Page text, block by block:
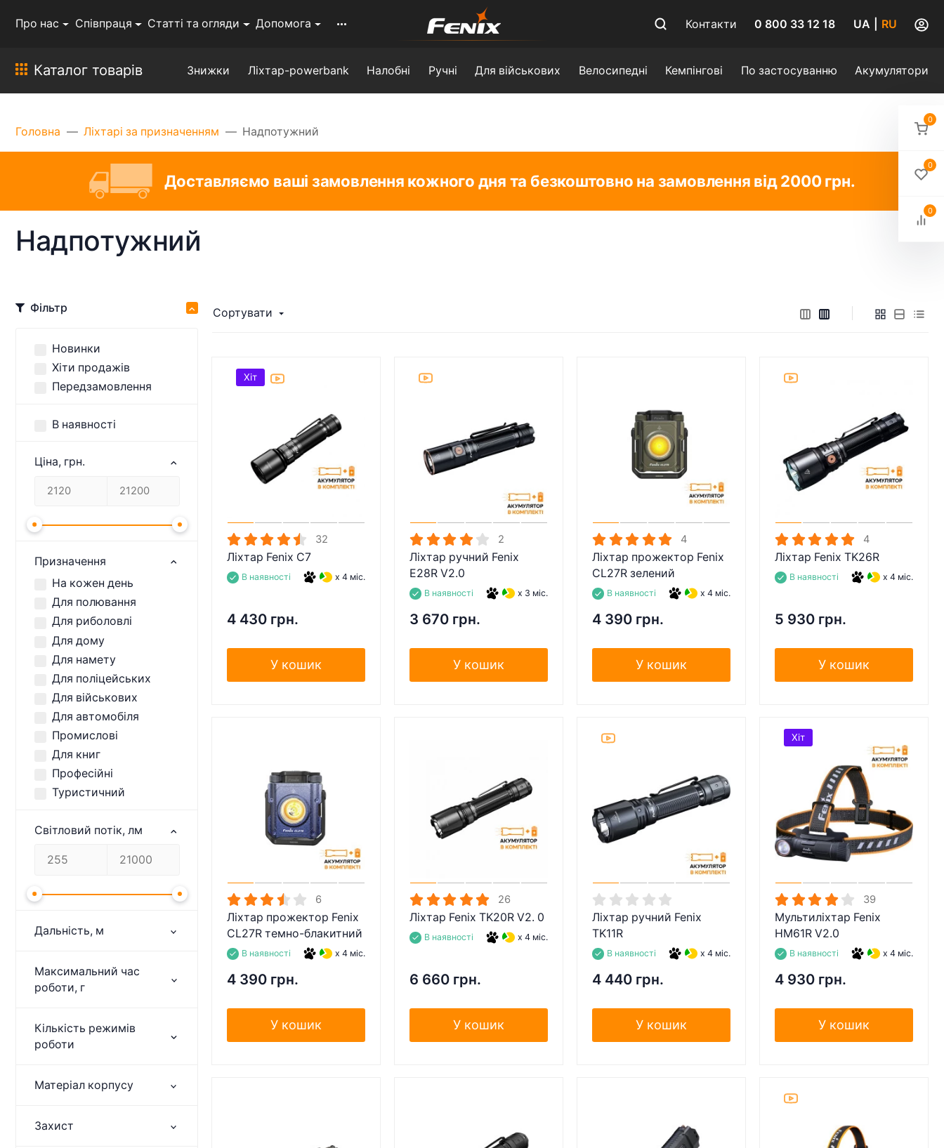
Про нас Співпраця Статті та огляди Допомога Контакти 0 800 33 12 18 UA RU
Каталог товарів Знижки Ліхтар-powerbank Налобні Ручні Для військових Велосипедні Кемпінгові По застосуванню Акумулятори
Головна Ліхтарі за призначенням Надпотужний
Доставляємо ваші замовлення кожного дня та безкоштовно на замовлення від 2000 грн.
Надпотужний
Фільтр
Новинки
Хіти продажів
Передзамовлення
В наявності
Ціна, грн.
Призначення
На кожен день
Для полювання
Для риболовлі
Для дому
Для намету
Для поліцейських
Для військових
Для автомобіля
Промислові
Для книг
Професійні
Туристичний
Світловий потік, лм
Дальність, м
Максимальний час
роботи, г
Кількість режимів
роботи
Матеріал корпусу
Захист
Сортувати
32
Ліхтар Fenix C7
В наявності x 4 міс.
4 430 грн.
У кошик
Хіт
2
Ліхтар ручний Fenix
E28R V2.0
В наявності x 3 міс.
3 670 грн.
У кошик
4
Ліхтар прожектор Fenix
CL27R зелений
В наявності x 4 міс.
4 390 грн.
У кошик
4
Ліхтар Fenix TK26R
В наявності x 4 міс.
5 930 грн.
У кошик
6
Ліхтар прожектор Fenix
CL27R темно-блакитний
В наявності x 4 міс.
4 390 грн.
У кошик
26
Ліхтар Fenix TK20R V2. 0
В наявності x 4 міс.
6 660 грн.
У кошик
Ліхтар ручний Fenix
TK11R
В наявності x 4 міс.
4 440 грн.
У кошик
39
Мультиліхтар Fenix
HM61R V2.0
В наявності x 4 міс.
4 930 грн.
У кошик
Хіт
0
0
0